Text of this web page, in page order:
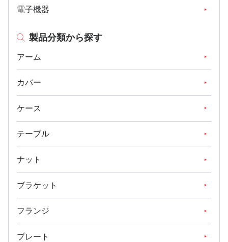
電子機器
製品分類から探す
アーム
カバー
ケース
テーブル
ナット
ブラケット
フランジ
プレート